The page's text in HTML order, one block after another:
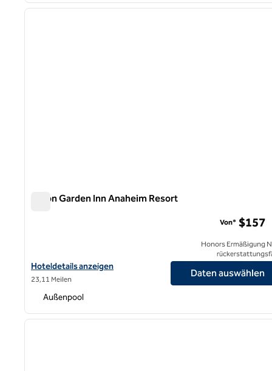
1 von 12
Hilton Garden Inn Anaheim Resort
Hoteldetails für das Hilton Garden Inn Anaheim Resort anzeigen
Hoteldetails anzeigen
23,11 Meilen
Von* $157
Honors Ermäßigung
Daten auswählen
Außenpool
1 von 12